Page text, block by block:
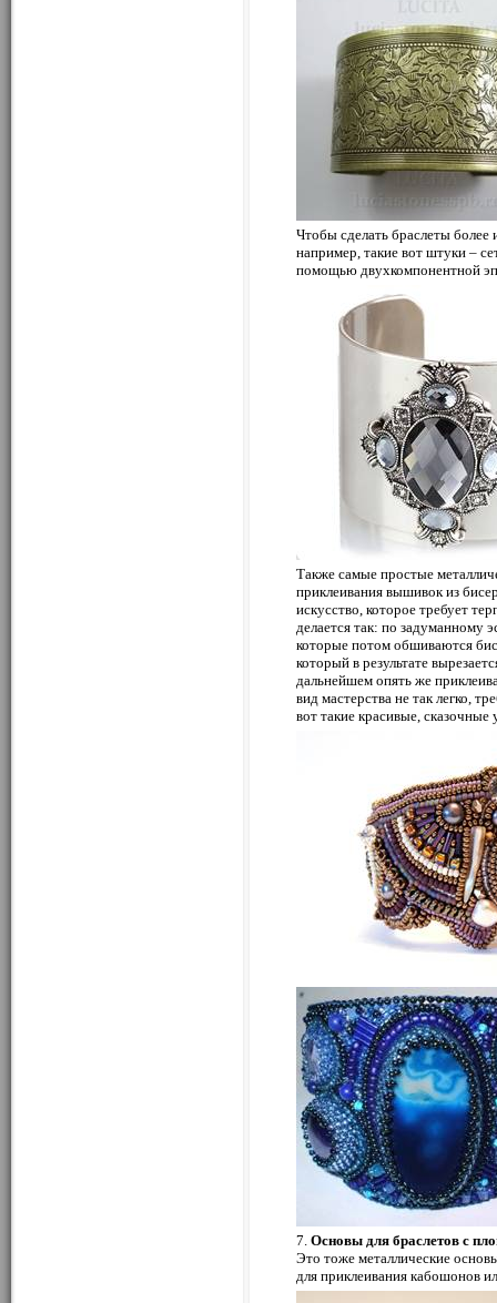
Чтобы сделать браслеты
например, такие вот штуки –
помощью двухкомпонентной
Также самые простые
приклеивания вышивок из
искусство, которое требует
делается так: по задуманному
которые потом обшиваются
который в результате
дальнейшем опять же
вид мастерства не так легко,
вот такие красивые, сказочные
7. Основы для браслетов с
Это тоже металлические
для приклеивания кабошонов